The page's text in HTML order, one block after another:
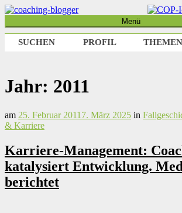
Weiter
Inhalt
coaching-blogger
Refugium für vielseitige Persönlichkeiten
Menü
Jahr: 2011
am 25. Februar 2011 7. März 2025 in
& Karriere
Karriere-Management:
katalysiert Entwicklung.
berichtet
SUCHEN PROFIL THEMEN